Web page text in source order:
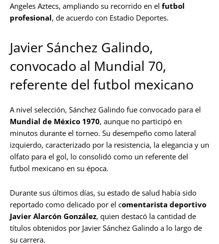
Angeles Aztecs, ampliando su recorrido en el futbol
profesional, de acuerdo con Estadio Deportes.
Javier Sánchez Galindo,
convocado al Mundial 70,
referente del futbol mexicano
A nivel selección, Sánchez Galindo fue convocado para el
Mundial de México 1970, aunque no participó en
minutos durante el torneo. Su desempeño como lateral
izquierdo, caracterizado por la resistencia, la elegancia y un
olfato para el gol, lo consolidó como un referente del
futbol mexicano en su época.
Durante sus últimos días, su estado de salud había sido
reportado como delicado por el comentarista deportivo
Javier Alarcón González, quien destacó la cantidad de
títulos obtenidos por Javier Sánchez Galindo a lo largo de
su carrera.